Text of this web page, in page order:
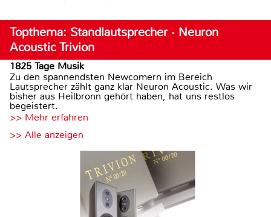
Topthema: Standlautsprecher · Neuron
Acoustic Trivion
1825 Tage Musik
Zu den spannendsten Newcomern im Bereich
Lautsprecher zählt ganz klar Neuron Acoustic. Was wir
bisher aus Heilbronn gehört haben, hat uns restlos
begeistert.
>> Mehr erfahren
>> Alle anzeigen